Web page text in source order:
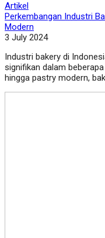
Artikel
Perkembangan Industri
Modern
3 July 2024
Industri bakery di
signifikan dalam
hingga pastry modern,